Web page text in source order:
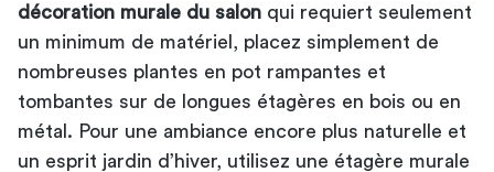
décoration murale du salon qui requiert seulement
un minimum de matériel, placez simplement de
nombreuses plantes en pot rampantes et
tombantes sur de longues étagères en bois ou en
métal. Pour une ambiance encore plus naturelle et
un esprit jardin d’hiver, utilisez une étagère murale